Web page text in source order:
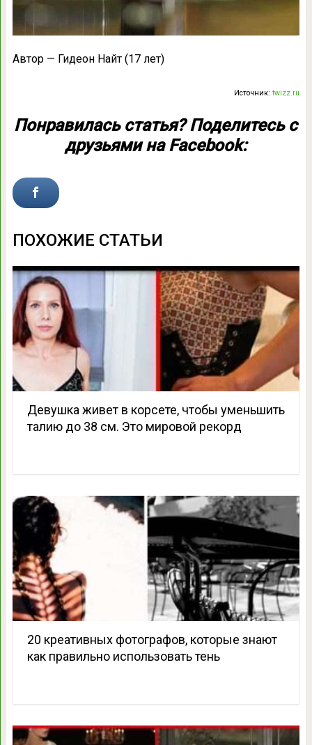
Автор — Гидеон Найт (17 лет)
Источник:twizz.ru
Понравилась статья? Поделитесь с
друзьями на Facebook:
ПОХОЖИЕ СТАТЬИ
Девушка живет в корсете, чтобы уменьшить
талию до 38 см. Это мировой рекорд
20 креативных фотографов, которые знают
как правильно использовать тень